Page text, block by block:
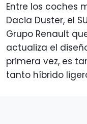
Entre los coches
Dacia Duster, el
Grupo Renault
actualiza el
primera vez, es
tanto híbrido